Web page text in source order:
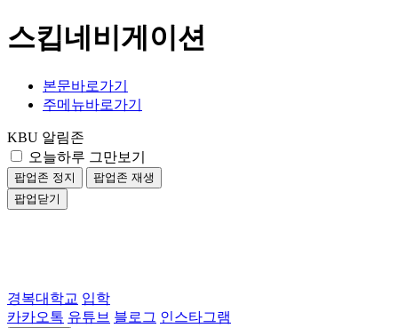
스킵네비게이션
본문바로가기
주메뉴바로가기
KBU 알림존
오늘하루 그만보기
팝업존 정지
팝업존 재생
팝업닫기
경복대학교 입학
카카오톡 유튜브 블로그 인스타그램